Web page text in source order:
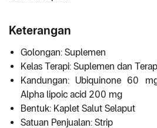
Keterangan
Golongan: Suplemen
Kelas Terapi: Suplemen dan
Kandungan: Ubiquinone 60
Alpha lipoic acid 200 mg
Bentuk: Kaplet Salut Selaput
Satuan Penjualan: Strip